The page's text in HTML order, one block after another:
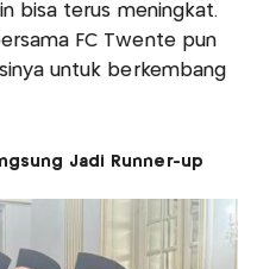
bisa terus meningkat.
FC Twente pun
untuk berkembang
Jadi Runner-up